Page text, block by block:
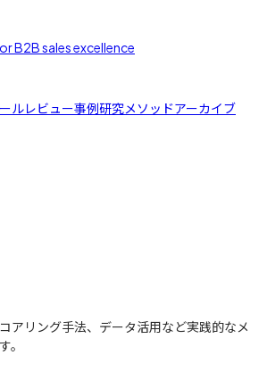
B2B sales excellence
ルレビュー事例研究メソッドアーカイブ
アリング手法、データ活用など実践的なメ
。